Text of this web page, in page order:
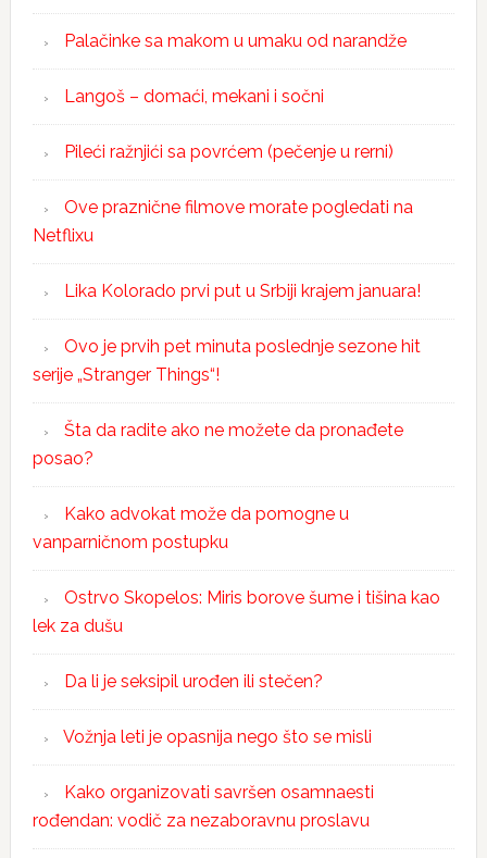
Palačinke sa makom u umaku od narandže
Langoš – domaći, mekani i sočni
Pileći ražnjići sa povrćem (pečenje u rerni)
Ove praznične filmove morate pogledati na
Netflixu
Lika Kolorado prvi put u Srbiji krajem januara!
Ovo je prvih pet minuta poslednje sezone hit
serije „Stranger Things“!
Šta da radite ako ne možete da pronađete
posao?
Kako advokat može da pomogne u
vanparničnom postupku
Ostrvo Skopelos: Miris borove šume i tišina kao
lek za dušu
Da li je seksipil urođen ili stečen?
Vožnja leti je opasnija nego što se misli
Kako organizovati savršen osamnaesti
rođendan: vodič za nezaboravnu proslavu